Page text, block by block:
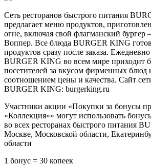
Сеть ресторанов быстрого питания
предлагает меню продуктов,
огне, включая свой флагманский
Воппер. Все блюда BURGER KING
продуктов сразу после заказа.
BURGER KING во всем мире приходит
посетителей за вкусом фирменных
соотношением цены и качества. Сайт
BURGER KING: burgerking.ru
Участники акции «Покупки за бонусы
«Коллекция»» могут использовать
во всех ресторанах быстрого питания
Москве, Московской области,
области
1 бонус = 30 копеек